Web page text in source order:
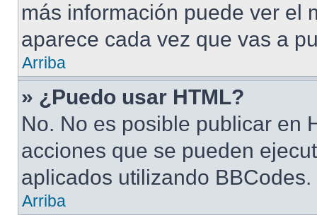
más información puede ver el
aparece cada vez que vas a
Arriba
» ¿Puedo usar HTML?
No. No es posible publicar en
acciones que se pueden
aplicados utilizando BBCodes.
Arriba